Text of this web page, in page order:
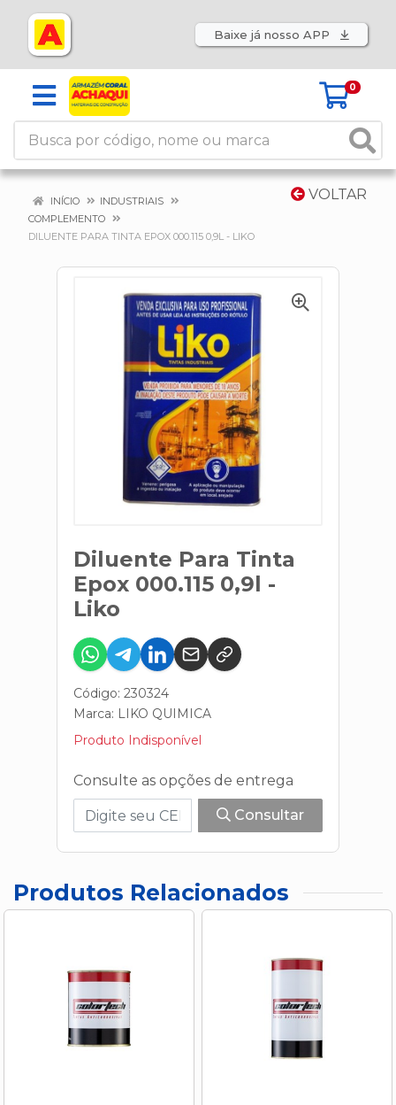
Baixe já nosso APP
0
VOLTAR
INÍCIO
INDUSTRIAIS
COMPLEMENTO
DILUENTE PARA TINTA EPOX 000.115 0,9L - LIKO
Diluente Para Tinta
Epox 000.115 0,9l -
Liko
Código: 230324
Marca: LIKO QUIMICA
Produto Indisponível
Consulte as opções de entrega
Consultar
Produtos Relacionados